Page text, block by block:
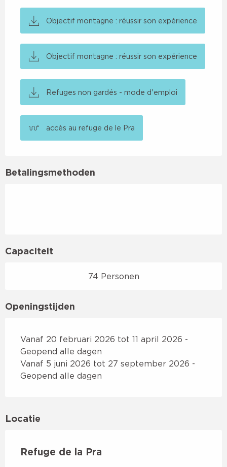
Objectif montagne : réussir son expérience
Objectif montagne : réussir son expérience
Refuges non gardés - mode d'emploi
accès au refuge de le Pra
Betalingsmethoden
Capaciteit
74 Personen
Openingstijden
Vanaf 20 februari 2026 tot 11 april 2026 -
Geopend alle dagen
Vanaf 5 juni 2026 tot 27 september 2026 -
Geopend alle dagen
Locatie
Refuge de la Pra